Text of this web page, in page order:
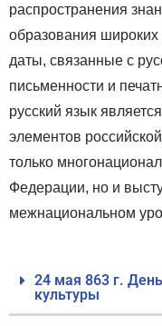
распространения
образования
даты, связанные с
письменности и
русский язык
элементов
только
Федерации, но и
межнациональном
24 мая 863 г.
культуры